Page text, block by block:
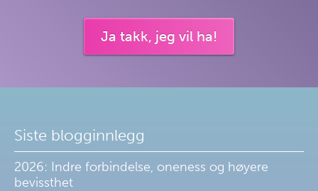
Ja takk, jeg vil ha!
Siste blogginnlegg
2026: Indre forbindelse, oneness og høyere
bevissthet